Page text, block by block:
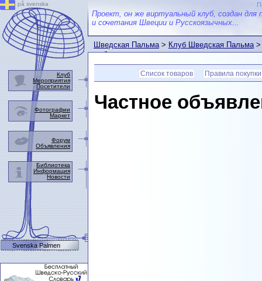
Проект, он же виртуальный клуб, создан для
и сочетания Швеции и Русскоязычных...
Шведская Пальма>Клуб Шведская Пальма
выбранном товаре.
Список товаров Правила покупки
Частное
på svenska
Клуб
Мероприятия
Посетители
Фотографии
Маркет
Форум
Объявления
Библиотека
Информация
Новости
Svenska Palmen